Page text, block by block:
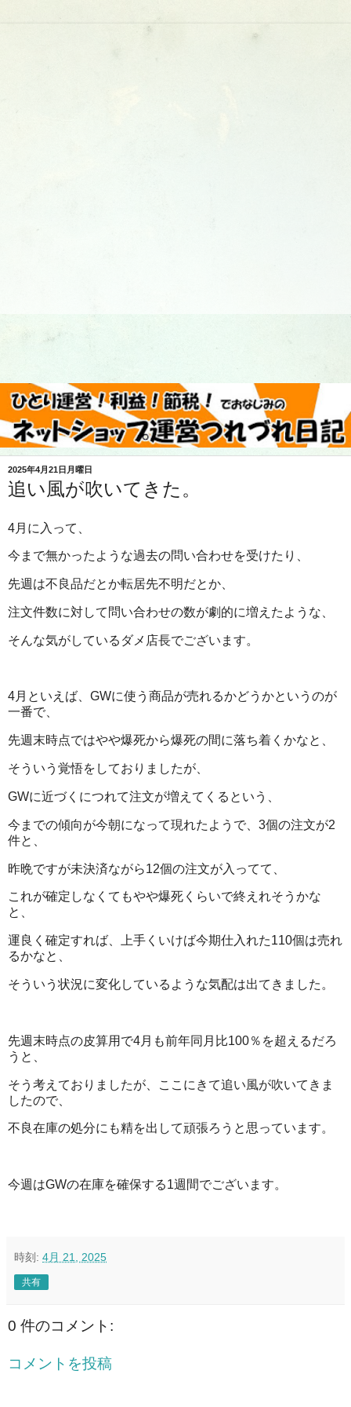
2025年4月21日月曜日
追い風が吹いてきた。
4月に入って、
今まで無かったような過去の問い合わせを受けたり、
先週は不良品だとか転居先不明だとか、
注文件数に対して問い合わせの数が劇的に増えたような、
そんな気がしているダメ店長でございます。
4月といえば、GWに使う商品が売れるかどうかというのが
一番で、
先週末時点ではやや爆死から爆死の間に落ち着くかなと、
そういう覚悟をしておりましたが、
GWに近づくにつれて注文が増えてくるという、
今までの傾向が今朝になって現れたようで、3個の注文が2
件と、
昨晩ですが未決済ながら12個の注文が入ってて、
これが確定しなくてもやや爆死くらいで終えれそうかな
と、
運良く確定すれば、上手くいけば今期仕入れた110個は売れ
るかなと、
そういう状況に変化しているような気配は出てきました。
先週末時点の皮算用で4月も前年同月比100％を超えるだろ
うと、
そう考えておりましたが、ここにきて追い風が吹いてきま
したので、
不良在庫の処分にも精を出して頑張ろうと思っています。
今週はGWの在庫を確保する1週間でございます。
時刻: 4月 21, 2025
共有
0 件のコメント:
コメントを投稿